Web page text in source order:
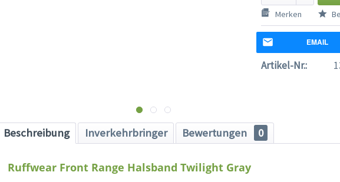
Merken
EMAIL
Artikel-Nr.:
Beschreibung Inverkehrbringer Bewertungen 0
Ruffwear Front Range Halsband Twilight Gray